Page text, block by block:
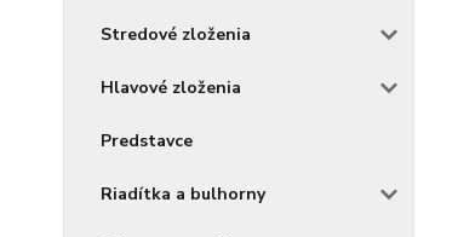
Stredové zloženia
Hlavové zloženia
Predstavce
Riadítka a bulhorny